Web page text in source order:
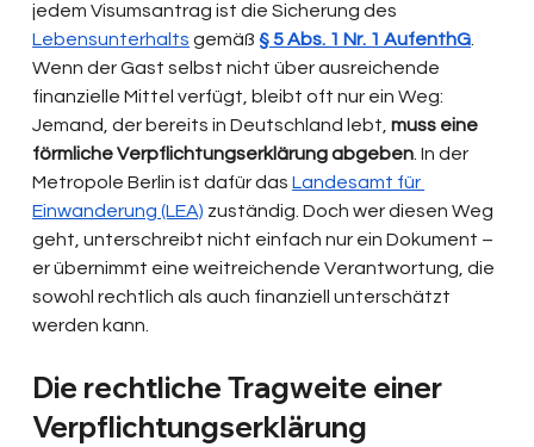
jedem Visumsantrag ist die Sicherung des
Lebensunterhalts gemäß § 5 Abs. 1 Nr. 1 AufenthG
Wenn der Gast selbst nicht über ausreichende
finanzielle Mittel verfügt, bleibt oft nur ein Weg:
Jemand, der bereits in Deutschland lebt, muss eine
förmliche Verpflichtungserklärung abgeben . In der
Metropole Berlin ist dafür das Landesamt für
Einwanderung (LEA) zuständig. Doch wer diesen Weg
geht, unterschreibt nicht einfach nur ein Dokument –
er übernimmt eine weitreichende Verantwortung, die
sowohl rechtlich als auch finanziell unterschätzt
werden kann.
Die rechtliche Tragweite einer
Verpflichtungserklärung